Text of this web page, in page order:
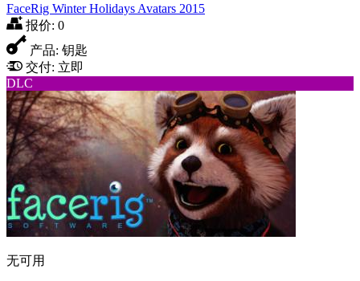
FaceRig Winter Holidays Avatars 2015
报价: 0
产品: 钥匙
交付: 立即
DLC
无可用